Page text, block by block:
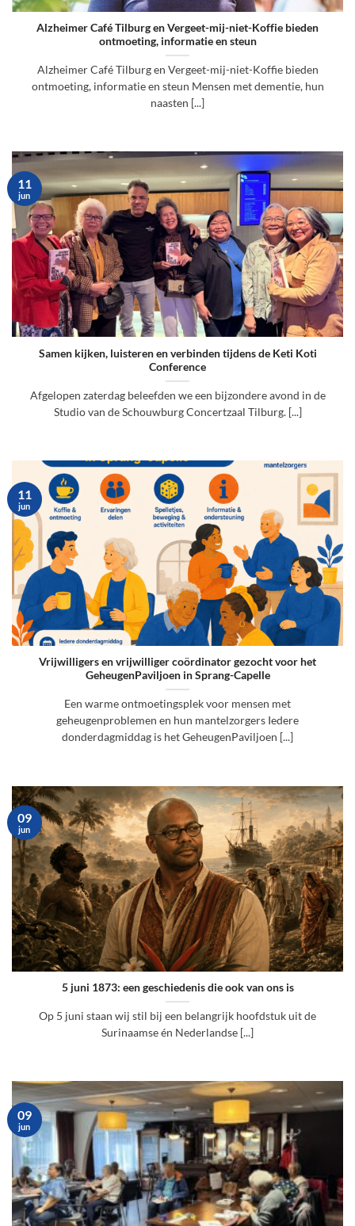
Alzheimer Café Tilburg en Vergeet-mij-niet-Koffie bieden
ontmoeting, informatie en steun
Alzheimer Café Tilburg en Vergeet-mij-niet-Koffie bieden
ontmoeting, informatie en steun Mensen met dementie, hun
naasten [...]
Samen kijken, luisteren en verbinden tijdens de Keti Koti
Conference
Afgelopen zaterdag beleefden we een bijzondere avond in de
Studio van de Schouwburg Concertzaal Tilburg. [...]
11
jun
Vrijwilligers en vrijwilliger coördinator gezocht voor het
GeheugenPaviljoen in Sprang-Capelle
Een warme ontmoetingsplek voor mensen met
geheugenproblemen en hun mantelzorgers Iedere
donderdagmiddag is het GeheugenPaviljoen [...]
11
jun
5 juni 1873: een geschiedenis die ook van ons is
Op 5 juni staan wij stil bij een belangrijk hoofdstuk uit de
Surinaamse én Nederlandse [...]
09
jun
09
jun